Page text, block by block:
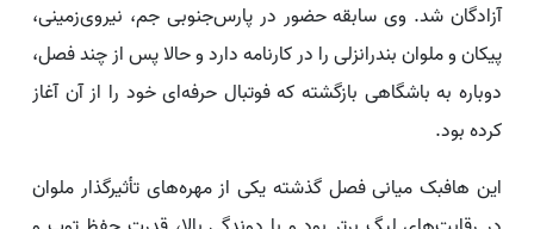
آزادگان شد. وی سابقه حضور در پارس‌جنوبی جم، نیروی‌زمینی،
پیکان و ملوان بندرانزلی را در کارنامه دارد و حالا پس از چند فصل،
دوباره به باشگاهی بازگشته که فوتبال حرفه‌ای خود را از آن آغاز
کرده بود.
این هافبک میانی فصل گذشته یکی از مهره‌های تأثیرگذار ملوان